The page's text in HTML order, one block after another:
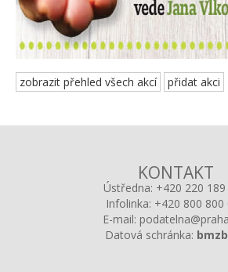
zobrazit přehled všech akcí přidat akci
KONTAKT
Ústředna: +420 220 189
Infolinka: +420 800 800
E-mail:
Datová schránka: